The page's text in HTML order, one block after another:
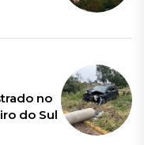
no
do Sul